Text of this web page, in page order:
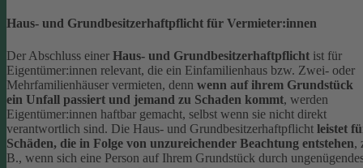
Haus- und Grundbesitzerhaftpflicht für Vermieter:innen
Der Abschluss einer Haus- und Grundbesitzerhaftpflicht ist für
Eigentümer:innen relevant, die ein Einfamilienhaus bzw. Zwei- oder
Mehrfamilienhäuser vermieten, denn wenn auf ihrem Grundstück
ein Unfall passiert und jemand zu Schaden kommt, werden
Eigentümer:innen haftbar gemacht, selbst wenn sie nicht direkt
verantwortlich sind. Die Haus- und Grundbesitzerhaftpflicht leistet
Schäden, die in Folge von unzureichender Beachtung entstehen,
B., wenn sich eine Person auf Ihrem Grundstück durch